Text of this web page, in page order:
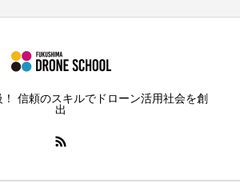
信頼のスキルでドローン活用社会を創
出